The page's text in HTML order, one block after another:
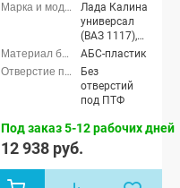
Лада Калина
универсал
(ВАЗ 1117),
Лада Калина
седан (ВАЗ
1118), Лада
Калина
хэтчбек (ВАЗ
1119)
АБС-пластик
Без
отверстий
под ПТФ
Под заказ 5-12 рабочих дней
12 938 руб.